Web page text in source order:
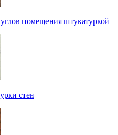
помещения штукатуркой
стен